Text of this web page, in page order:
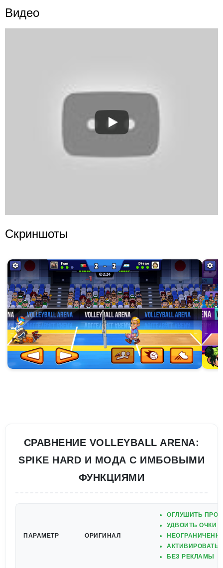
Видео
Скриншоты
СРАВНЕНИЕ VOLLEYBALL ARENA:
SPIKE HARD И МОДА С ИМБОВЫМИ
ФУНКЦИЯМИ
ПАРАМЕТР ОРИГИНАЛ
ОГЛУШИТЬ
УДВОИТЬ ОЧКИ
АКТИВИРОВАТЬ
БЕЗ РЕКЛАМЫ